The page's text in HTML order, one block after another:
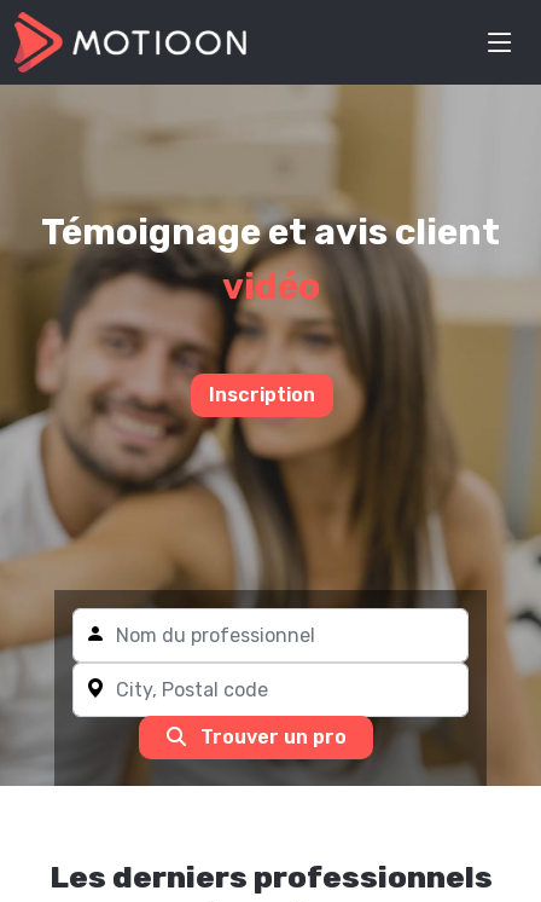
Témoignage et avis client
vidéo
Inscription
Trouver un pro
Les derniers professionnels